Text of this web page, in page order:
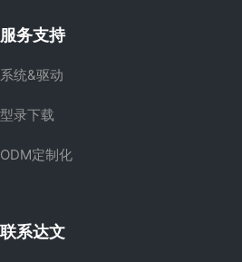
服务支持
系统&驱动
型录下载
ODM定制化
联系达文